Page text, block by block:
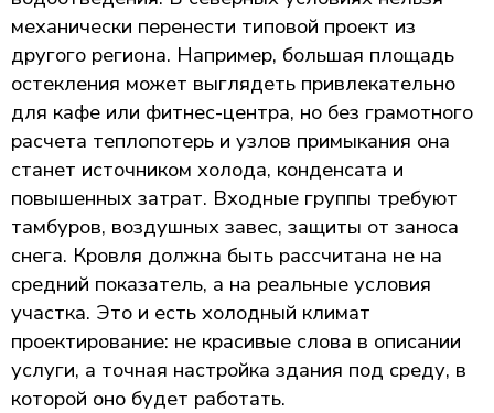
механически перенести типовой проект из
другого региона. Например, большая площадь
остекления может выглядеть привлекательно
для кафе или фитнес-центра, но без грамотного
расчета теплопотерь и узлов примыкания она
станет источником холода, конденсата и
повышенных затрат. Входные группы требуют
тамбуров, воздушных завес, защиты от заноса
снега. Кровля должна быть рассчитана не на
средний показатель, а на реальные условия
участка. Это и есть холодный климат
проектирование: не красивые слова в описании
услуги, а точная настройка здания под среду, в
которой оно будет работать.